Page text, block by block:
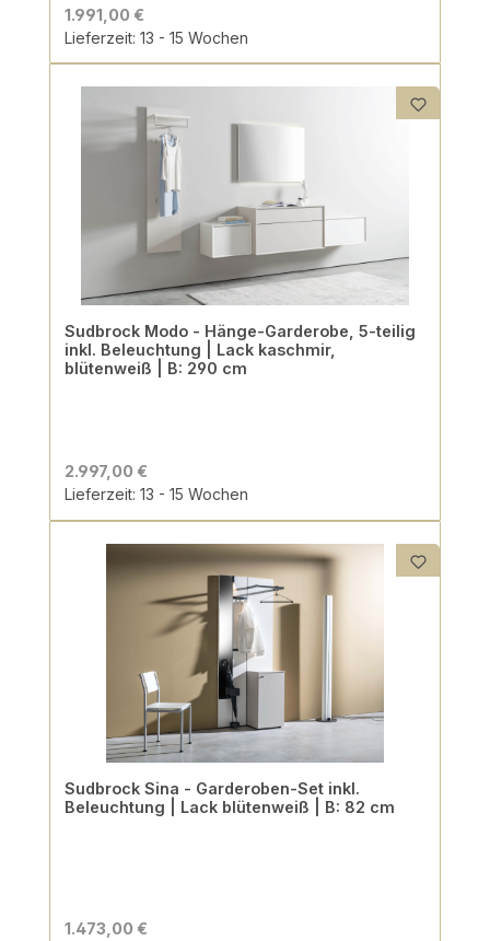
1.991,00 €
Lieferzeit: 13 - 15 Wochen
Sudbrock Modo - Hänge-Garderobe, 5-teilig
inkl. Beleuchtung | Lack kaschmir,
blütenweiß | B: 290 cm
2.997,00 €
Lieferzeit: 13 - 15 Wochen
Sudbrock Sina - Garderoben-Set inkl.
Beleuchtung | Lack blütenweiß | B: 82 cm
1.473,00 €